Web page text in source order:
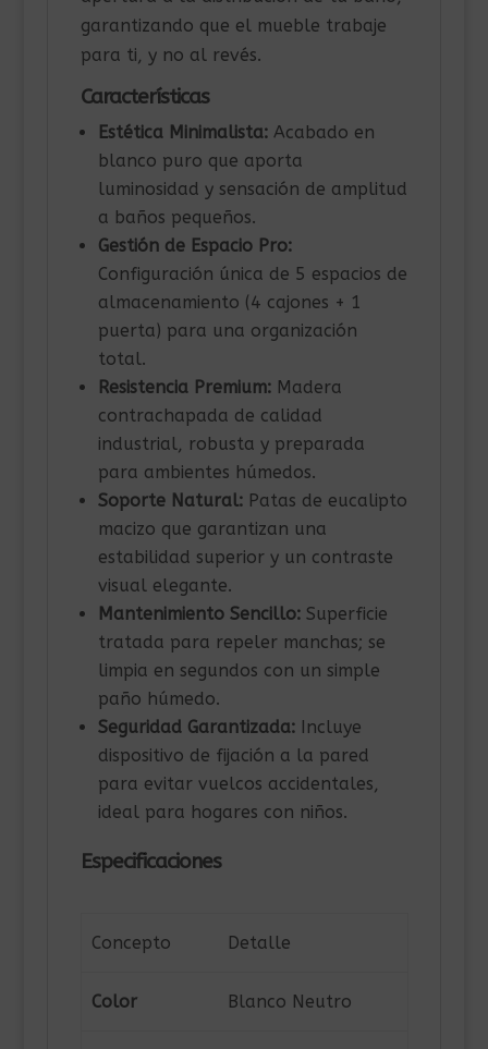
garantizando que el mueble trabaje
para ti, y no al revés.
Características
Estética Minimalista:Acabado en
blanco puro que aporta
luminosidad y sensación de amplitud
a baños pequeños.
Gestión de Espacio Pro:
Configuración única de 5 espacios de
almacenamiento (4 cajones + 1
puerta) para una organización
total.
Resistencia Premium:Madera
contrachapada de calidad
industrial, robusta y preparada
para ambientes húmedos.
Soporte Natural:Patas de eucalipto
macizo que garantizan una
estabilidad superior y un contraste
visual elegante.
Mantenimiento Sencillo:Superficie
tratada para repeler manchas; se
limpia en segundos con un simple
paño húmedo.
Seguridad Garantizada:Incluye
dispositivo de fijación a la pared
para evitar vuelcos accidentales,
ideal para hogares con niños.
Especificaciones
Concepto Detalle
Color Blanco Neutro